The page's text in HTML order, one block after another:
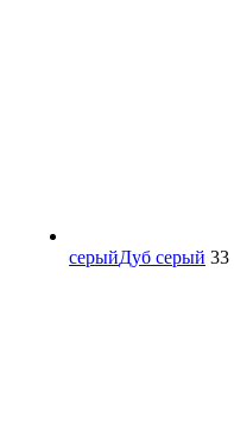
серыйДуб серый 33